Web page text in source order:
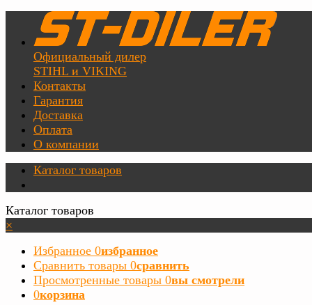
Официальный дилер
STIHL и VIKING
Контакты
Гарантия
Доставка
Оплата
О компании
Каталог товаров
Каталог товаров
×
Избранное 0избранное
Сравнить товары 0сравнить
Просмотренные товары 0вы смотрели
0корзина